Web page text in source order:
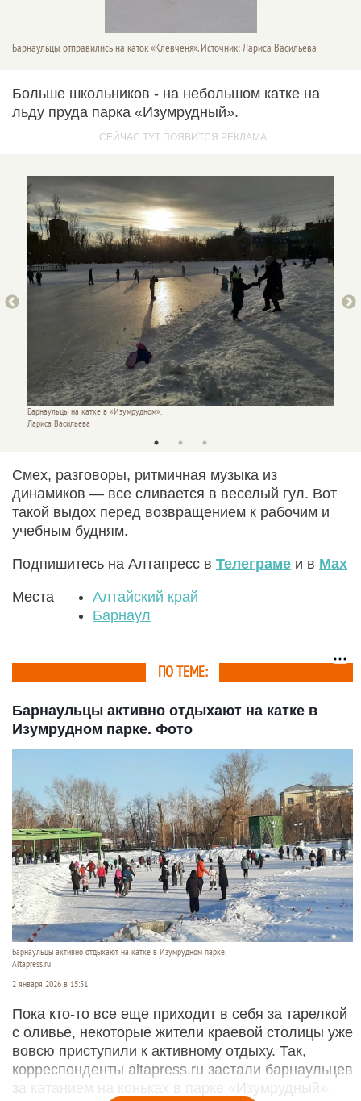
Барнаульцы отправились на каток «Клевченя». Источник: Лариса Васильева
Больше школьников - на небольшом катке на
льду пруда парка «Изумрудный».
Барнаульцы на катке в «Изумрудном».
Лариса Васильева
Смех, разговоры, ритмичная музыка из
динамиков — все сливается в веселый гул. Вот
такой выдох перед возвращением к рабочим и
учебным будням.
Подпишитесь на Алтапресс в Телеграме и в Max
Места
Алтайский край
Барнаул
ПО ТЕМЕ:
Барнаульцы активно отдыхают на катке в
Изумрудном парке. Фото
Барнаульцы активно отдыхают на катке в Изумрудном парке.
Altapress.ru
2 января 2026 в 15:51
Пока кто-то все еще приходит в себя за тарелкой
с оливье, некоторые жители краевой столицы уже
вовсю приступили к активному отдыху. Так,
корреспонденты altapress.ru застали барнаульцев
за катанием на коньках в парке «Изумрудный».